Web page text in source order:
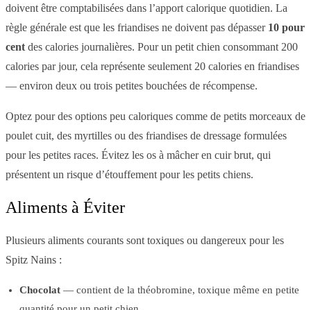
doivent être comptabilisées dans l’apport calorique quotidien. La
règle générale est que les friandises ne doivent pas dépasser 10 pour
cent des calories journalières. Pour un petit chien consommant 200
calories par jour, cela représente seulement 20 calories en friandises
— environ deux ou trois petites bouchées de récompense.
Optez pour des options peu caloriques comme de petits morceaux de
poulet cuit, des myrtilles ou des friandises de dressage formulées
pour les petites races. Évitez les os à mâcher en cuir brut, qui
présentent un risque d’étouffement pour les petits chiens.
Aliments à Éviter
Plusieurs aliments courants sont toxiques ou dangereux pour les
Spitz Nains :
Chocolat — contient de la théobromine, toxique même en petite